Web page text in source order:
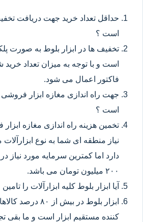
حداقل تعداد خرید جهت دریافت
است ؟
تخفیف ها در ابزار بلوط به صورت
است و با توجه به میزان تعداد
فاکتور اعمال می شود.
جهت راه اندازی مغازه ابزار فروشی
است ؟
تخمین هزینه راه اندازی مغازه
نیاز منطقه ای شما به نوع
دارد اما کمترین سرمایه مورد نیاز
۲۰۰ میلیون تومان می باشد.
آیا ابزار بلوط کلیه ابزارآلات را
ابزار بلوط در بیش از
کننده مستقیم ابزار است و ما بقی